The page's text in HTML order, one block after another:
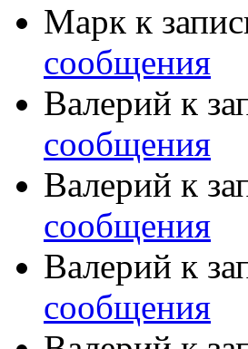
Марк к
сообщения
Валерий к
сообщения
Валерий к
сообщения
Валерий к
сообщения